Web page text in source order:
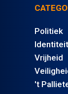
Politiek
Identiteit
Vrijheid
't